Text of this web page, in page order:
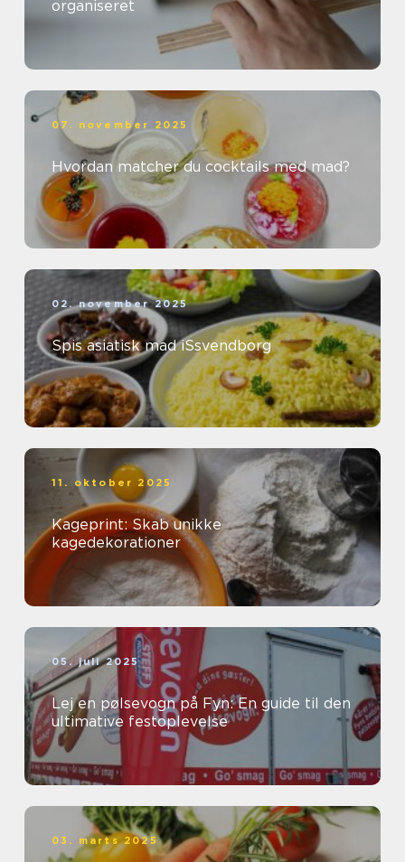
organiseret
07. november 2025
Hvordan matcher du cocktails med mad?
02. november 2025
Spis asiatisk mad iSsvendborg
11. oktober 2025
Kageprint: Skab unikke
kagedekorationer
05. juli 2025
Lej en pølsevogn på Fyn: En guide til den
ultimative festoplevelse
03. marts 2025